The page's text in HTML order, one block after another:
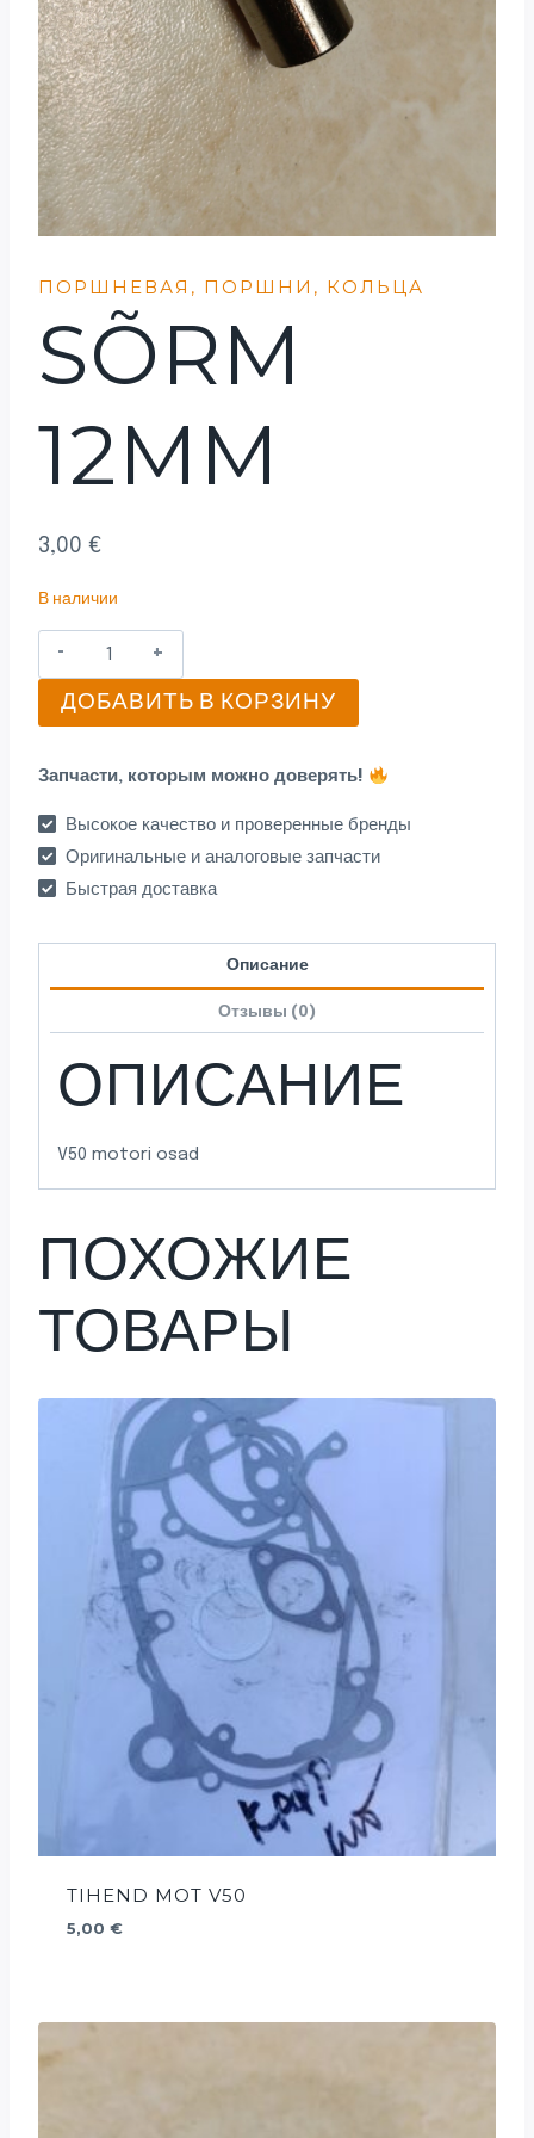
ПОРШНЕВАЯ, ПОРШНИ, КОЛЬЦА
SÕRM
12MM
3,00 €
В наличии
Количество
товара
Sõrm
ДОБАВИТЬ В КОРЗИНУ
Запчасти, которым можно доверять!
Высокое качество и проверенные бренды
Оригинальные и аналоговые запчасти
Быстрая доставка
Описание
Отзывы (0)
ОПИСАНИЕ
V50 motori osad
ПОХОЖИЕ
ТОВАРЫ
TIHEND MOT V50
5,00 €